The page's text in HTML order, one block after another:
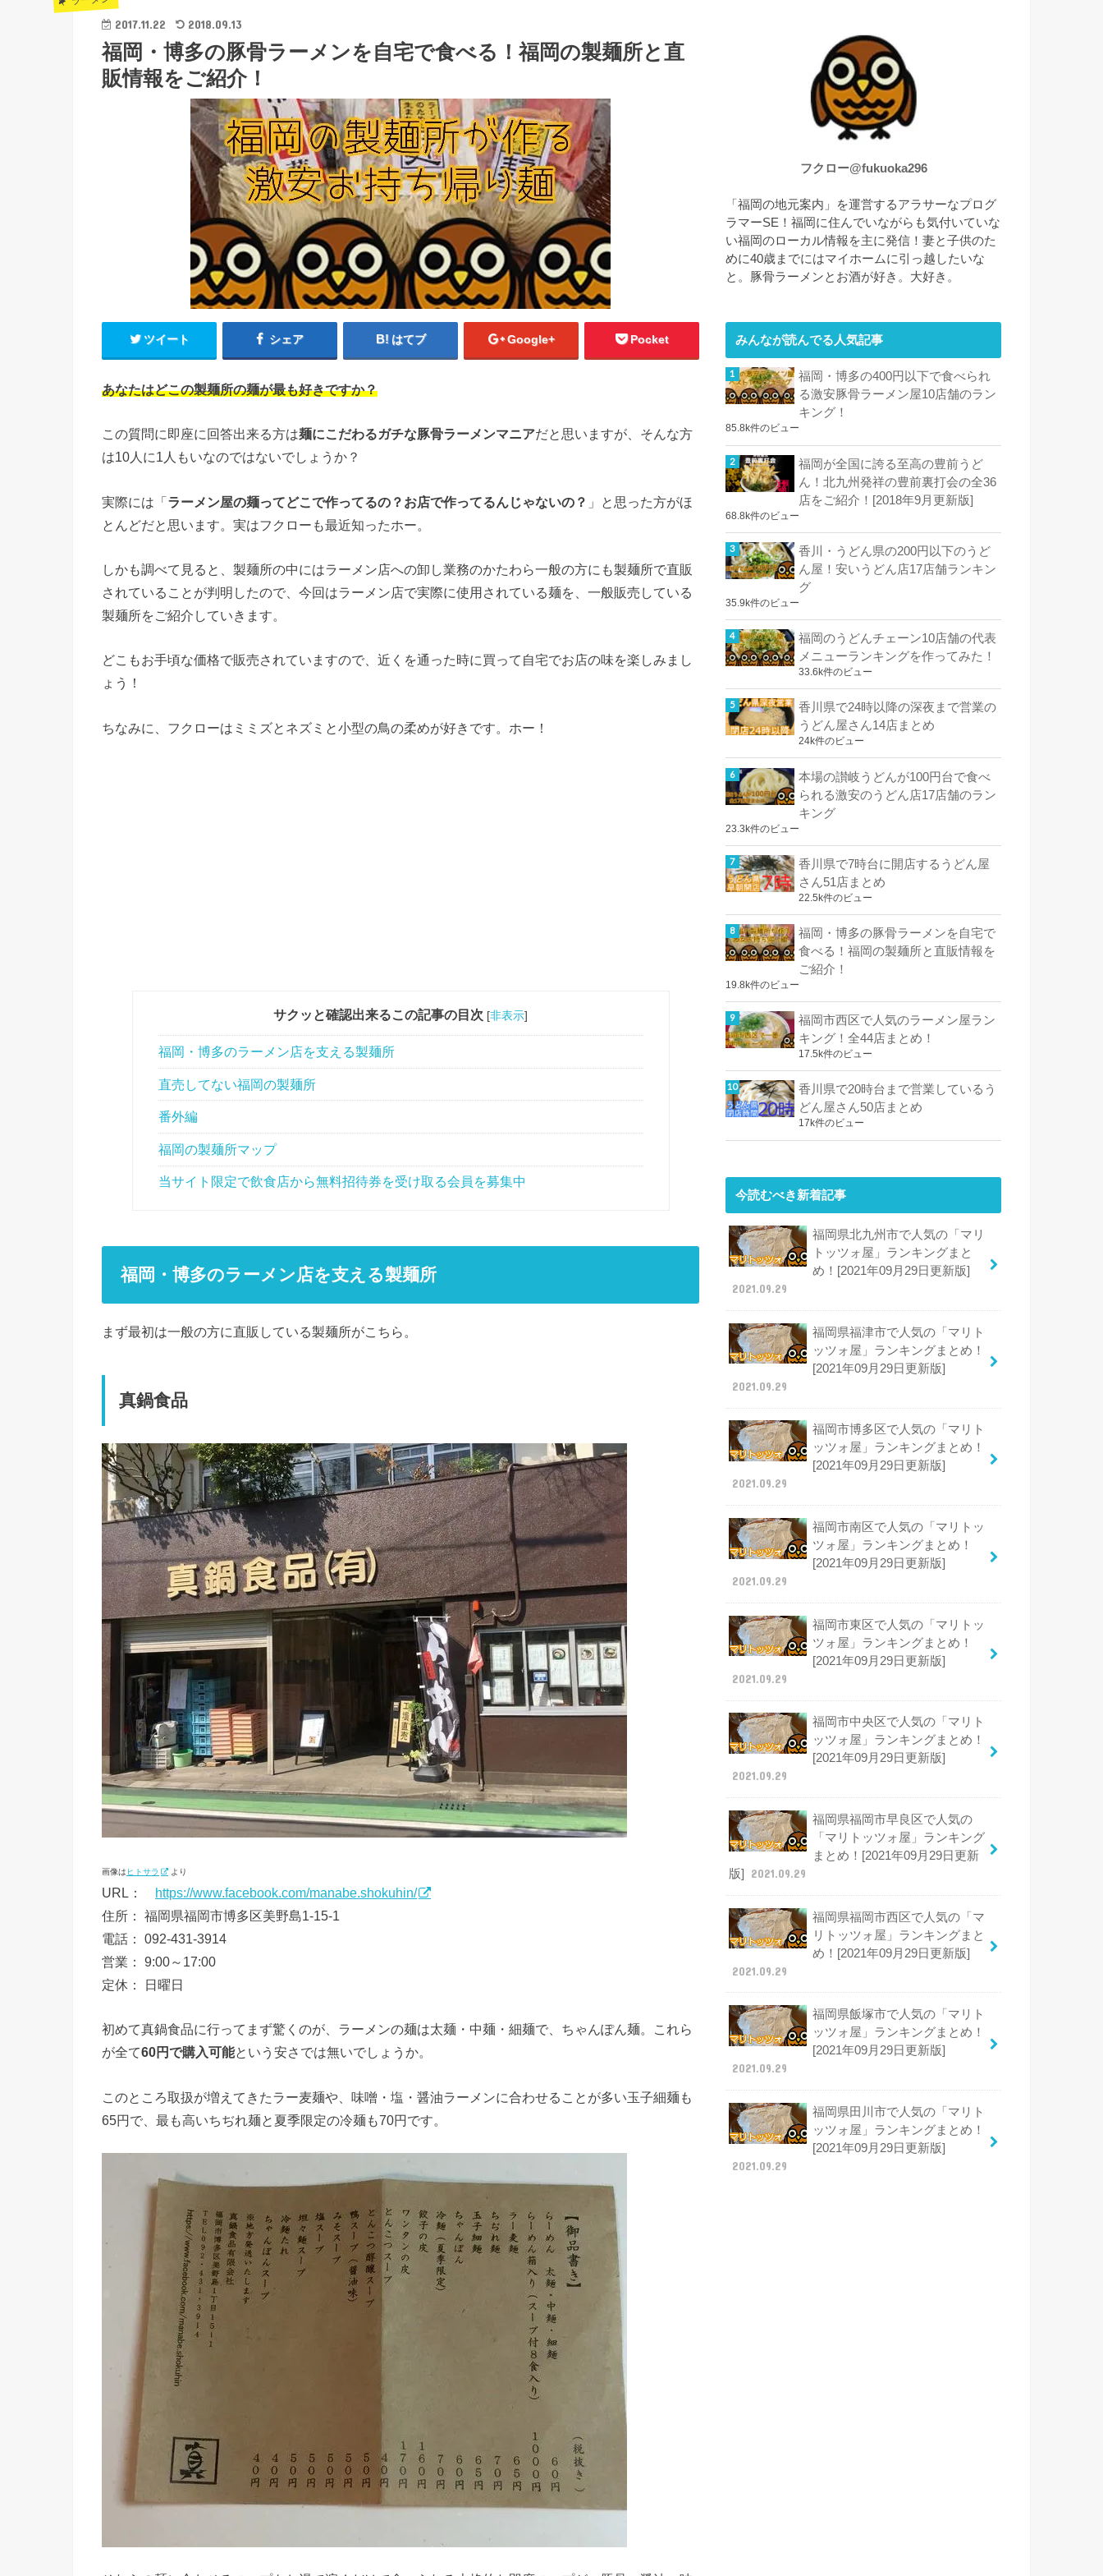
2017.11.22 2018.09.13
福岡・博多の豚骨ラーメンを自宅で食べる！福岡の製麺所と直
販情報をご紹介！
ツイート シェア はてブ Google+ Pocket
あなたはどこの製麺所の麺が最も好きですか？
この質問に即座に回答出来る方は麺にこだわるガチな豚骨ラーメンマニアだと思いますが、そんな方
は10人に1人もいなのではないでしょうか？
実際には「ラーメン屋の麺ってどこで作ってるの？お店で作ってるんじゃないの？ 」と思った方がほ
とんどだと思います。実はフクローも最近知ったホー。
しかも調べて見ると、製麺所の中にはラーメン店への卸し業務のかたわら一般の方にも製麺所で直販
されていることが判明したので、今回はラーメン店で実際に使用されている麺を、一般販売している
製麺所をご紹介していきます。
どこもお手頃な価格で販売されていますので、近くを通った時に買って自宅でお店の味を楽しみまし
ょう！
ちなみに、フクローはミミズとネズミと小型の鳥の柔めが好きです。ホー！
サクッと確認出来るこの記事の目次 [非表示]
福岡・博多のラーメン店を支える製麺所
直売してない福岡の製麺所
番外編
福岡の製麺所マップ
当サイト限定で飲食店から無料招待券を受け取る会員を募集中
福岡・博多のラーメン店を支える製麺所
まず最初は一般の方に直販している製麺所がこちら。
真鍋食品
画像は ヒトサラ より
URL： https://www.facebook.com/manabe.shokuhin/
住所： 福岡県福岡市博多区美野島1-15-1
電話： 092-431-3914
営業： 9:00～17:00
定休： 日曜日
初めて真鍋食品に行ってまず驚くのが、ラーメンの麺は太麺・中麺・細麺で、ちゃんぽん麺。これら
が全て60円で購入可能という安さでは無いでしょうか。
このところ取扱が増えてきたラー麦麺や、味噌・塩・醤油ラーメンに合わせることが多い玉子細麺も
65円で、最も高いちぢれ麺と夏季限定の冷麺も70円です。
フクロー@fukuoka296
「福岡の地元案内」を運営するアラサーなプログ
ラマーSE！福岡に住んでいながらも気付いていな
い福岡のローカル情報を主に発信！妻と子供のた
めに40歳までにはマイホームに引っ越したいな
と。豚骨ラーメンとお酒が好き。大好き。
みんなが読んでる人気記事
福岡・博多の400円以下で食べられ
る激安豚骨ラーメン屋10店舗のラン
キング！
85.8k件のビュー
福岡が全国に誇る至高の豊前うど
ん！北九州発祥の豊前裏打会の全36
店をご紹介！[2018年9月更新版]
68.8k件のビュー
香川・うどん県の200円以下のうど
ん屋！安いうどん店17店舗ランキン
グ
35.9k件のビュー
福岡のうどんチェーン10店舗の代表
メニューランキングを作ってみた！
33.6k件のビュー
香川県で24時以降の深夜まで営業の
うどん屋さん14店まとめ
24k件のビュー
本場の讃岐うどんが100円台で食べ
られる激安のうどん店17店舗のラン
キング
23.3k件のビュー
香川県で7時台に開店するうどん屋
さん51店まとめ
22.5k件のビュー
福岡・博多の豚骨ラーメンを自宅で
食べる！福岡の製麺所と直販情報を
ご紹介！
19.8k件のビュー
福岡市西区で人気のラーメン屋ラン
キング！全44店まとめ！
17.5k件のビュー
香川県で20時台まで営業しているう
どん屋さん50店まとめ
17k件のビュー
今読むべき新着記事
福岡県北九州市で人気の「マリ
トッツォ屋」ランキングまと
め！[2021年09月29日更新版]
2021.09.29
福岡県福津市で人気の「マリト
ッツォ屋」ランキングまとめ！
[2021年09月29日更新版]
2021.09.29
福岡市博多区で人気の「マリト
ッツォ屋」ランキングまとめ！
[2021年09月29日更新版]
2021.09.29
福岡市南区で人気の「マリトッ
ツォ屋」ランキングまとめ！
[2021年09月29日更新版]
2021.09.29
福岡市東区で人気の「マリトッ
ツォ屋」ランキングまとめ！
[2021年09月29日更新版]
2021.09.29
福岡市中央区で人気の「マリト
ッツォ屋」ランキングまとめ！
[2021年09月29日更新版]
2021.09.29
福岡県福岡市早良区で人気の
「マリトッツォ屋」ランキング
まとめ！[2021年09月29日更新
版]
2021.09.29
福岡県福岡市西区で人気の「マ
リトッツォ屋」ランキングまと
め！[2021年09月29日更新版]
2021.09.29
福岡県飯塚市で人気の「マリト
ッツォ屋」ランキングまとめ！
[2021年09月29日更新版]
2021.09.29
福岡県田川市で人気の「マリト
ッツォ屋」ランキングまとめ！
[2021年09月29日更新版]
2021.09.29